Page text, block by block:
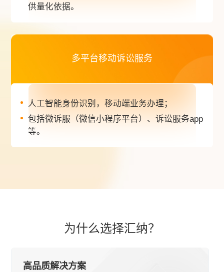
供量化依据。
多平台移动诉讼服务
人工智能身份识别，移动端业务办理；
包括微诉服（微信小程序平台）、诉讼服务app
等。
为什么选择汇纳？
高品质解决方案